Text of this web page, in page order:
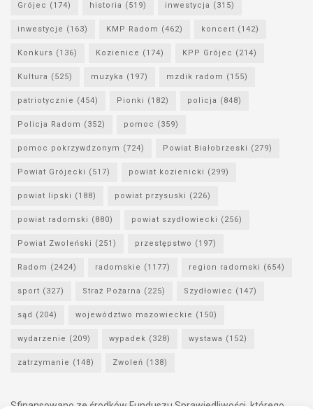
Grójec (174) historia (519) inwestycja (315)
inwestycje (163) KMP Radom (462) koncert (142)
Konkurs (136) Kozienice (174) KPP Grójec (214)
Kultura (525) muzyka (197) mzdik radom (155)
patriotycznie (454) Pionki (182) policja (848)
Policja Radom (352) pomoc (359)
pomoc pokrzywdzonym (724) Powiat Białobrzeski (279)
Powiat Grójecki (517) powiat kozienicki (299)
powiat lipski (188) powiat przysuski (226)
powiat radomski (880) powiat szydłowiecki (256)
Powiat Zwoleński (251) przestępstwo (197)
Radom (2424) radomskie (1177) region radomski (654)
sport (327) Straż Pożarna (225) Szydłowiec (147)
sąd (204) województwo mazowieckie (150)
wydarzenie (209) wypadek (328) wystawa (152)
zatrzymanie (148) Zwoleń (138)
Sfinansowano ze środków Funduszu Sprawiedliwości, którego